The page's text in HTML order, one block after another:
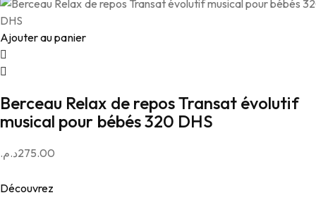
Ajouter au panier
Berceau Relax de repos Transat évolutif
musical pour bébés 320 DHS
275.00د.م.
Découvrez